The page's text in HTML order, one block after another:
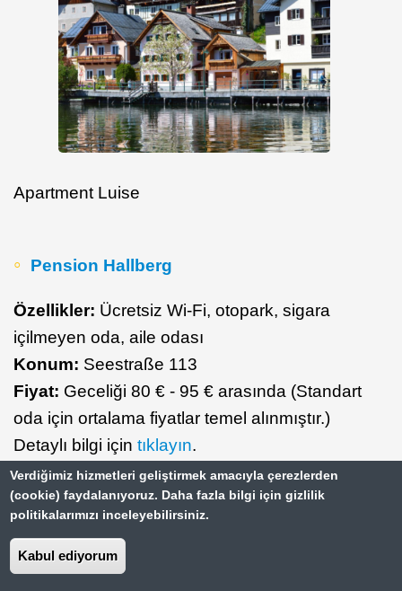
Apartment Luise
Pension Hallberg
Özellikler: Ücretsiz Wi-Fi, otopark, sigara
içilmeyen oda, aile odası
Konum: Seestraße 113
Fiyat: Geceliği 80 € - 95 € arasında (Standart
oda için ortalama fiyatlar temel alınmıştır.)
Detaylı bilgi için tıklayın.
Seehaus - Seewirt
Özellikler:Ücretsiz Wi-Fi, otopark, sigara
içilmeyen oda, evcil hayvan girebilir
Verdiğimiz hizmetleri geliştirmek amacıyla çerezlerden
(cookie) faydalanıyoruz. Daha fazla bilgi için gizlilik
politikalarımızı inceleyebilirsiniz.
Kabul ediyorum